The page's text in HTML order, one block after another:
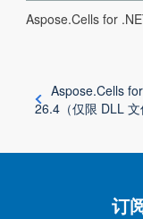
Aspose.Cells for
Aspose.Cells
26.4（仅限 DLL 文
订